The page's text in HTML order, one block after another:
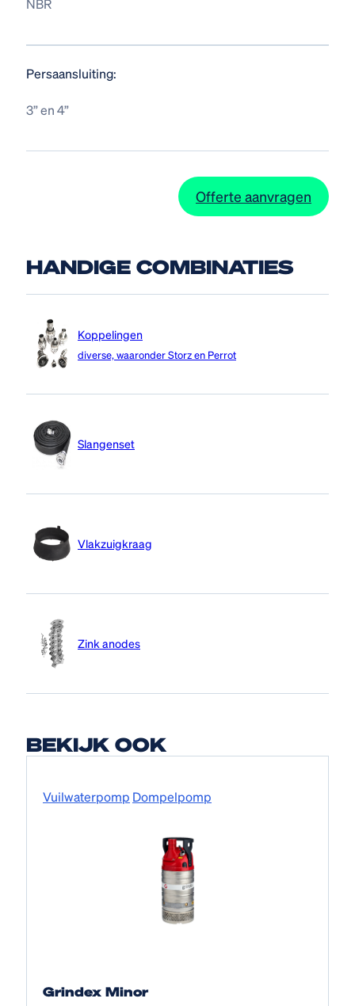
NBR
Persaansluiting:
3” en 4”
Offerte aanvragen
HANDIGE COMBINATIES
Koppelingen
diverse, waaronder Storz en Perrot
Slangenset
Vlakzuigkraag
Zink anodes
BEKIJK OOK
Vuilwaterpomp Dompelpomp
Grindex Minor